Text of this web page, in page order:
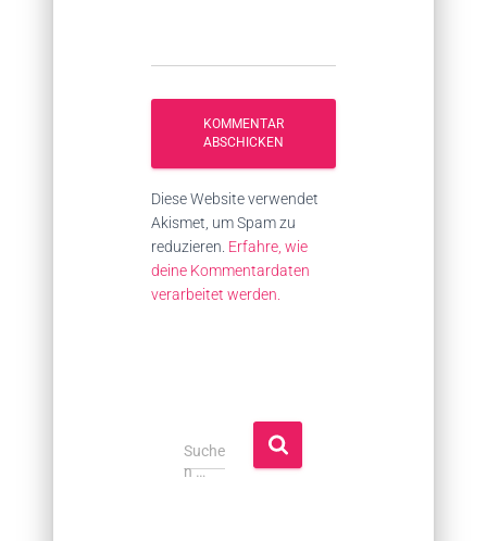
Diese Website verwendet
Akismet, um Spam zu
reduzieren. Erfahre, wie
deine Kommentardaten
verarbeitet werden.
S
u
Suche
n …